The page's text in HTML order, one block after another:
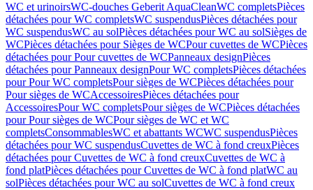
WC et urinoirsWC-douches Geberit AquaCleanWC completsPièces
détachées pour WC completsWC suspendusPièces détachées pour
WC suspendusWC au solPièces détachées pour WC au solSièges de
WCPièces détachées pour Sièges de WCPour cuvettes de WCPièces
détachées pour Pour cuvettes de WCPanneaux designPièces
détachées pour Panneaux designPour WC completsPièces détachées
pour Pour WC completsPour sièges de WCPièces détachées pour
Pour sièges de WCAccessoiresPièces détachées pour
AccessoiresPour WC completsPour sièges de WCPièces détachées
pour Pour sièges de WCPour sièges de WC et WC
completsConsommablesWC et abattants WCWC suspendusPièces
détachées pour WC suspendusCuvettes de WC à fond creuxPièces
détachées pour Cuvettes de WC à fond creuxCuvettes de WC à
fond platPièces détachées pour Cuvettes de WC à fond platWC au
solPièces détachées pour WC au solCuvettes de WC à fond creux